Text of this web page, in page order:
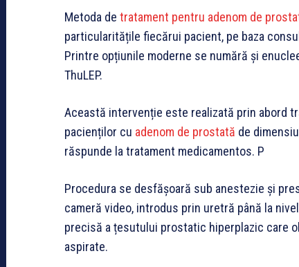
Metoda de tratament pentru adenom de
particularitățile fiecărui pacient, pe baza
Printre opțiunile moderne se numără și
ThuLEP.
Această intervenție este realizată prin abord
pacienților cu adenom de prostată de
răspunde la tratament medicamentos. P
Procedura se desfășoară sub anestezie și
cameră video, introdus prin uretră până la
precisă a țesutului prostatic hiperplazic care
aspirate.